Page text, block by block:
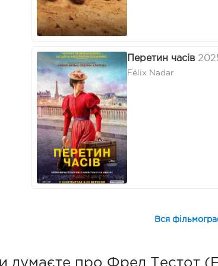
Перетин часів
Félix Nadar
Вся
думаєте про Фред Тестот